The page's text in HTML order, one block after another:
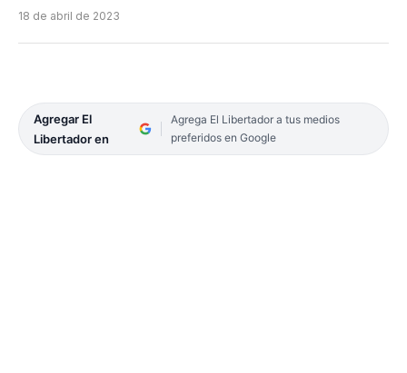
18 de abril de 2023
Agregar El
Libertador en
Agrega El Libertador a tus medios
preferidos en Google